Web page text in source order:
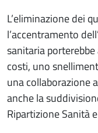
L’eliminazione dei
l’accentramento
sanitaria
costi, uno
una collaborazione
anche la
Ripartizione Sanità